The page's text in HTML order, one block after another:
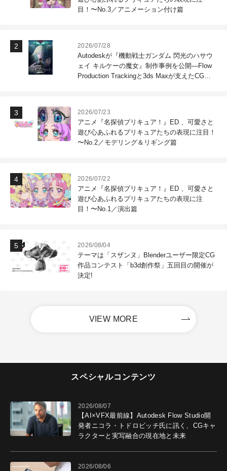
目！〜No.3／アニメーション付け篇
2026/07/28
Autodeskが『機動戦士ガンダム 閃光のハサウ
ェイ キルケーの魔女』制作事例を公開―Flow
Production Trackingと3ds Maxが支えたCG制
2026/07/23
アニメ『名探偵プリキュア！』ED 、可愛さと
遊び心あふれるプリキュアたちの表現に注目！
〜No.2／モデリング＆リギング篇
2026/07/22
アニメ『名探偵プリキュア！』ED 、可愛さと
遊び心あふれるプリキュアたちの表現に注
目！〜No.1／演出篇
2026/08/04
テーマは「スザンヌ」Blenderユーザー限定CG
作品コンテスト「b3d創作祭」五回目の開催が
決定!
VIEW MORE
スペシャルコンテンツ
2026/08/07
【AI×VFX最前線】Autodesk Flow Studio開
発者ニコラ・トドロビッチ氏に訊く、CGキャ
ラクターと実写融合の現在地と未来
2026/08/06